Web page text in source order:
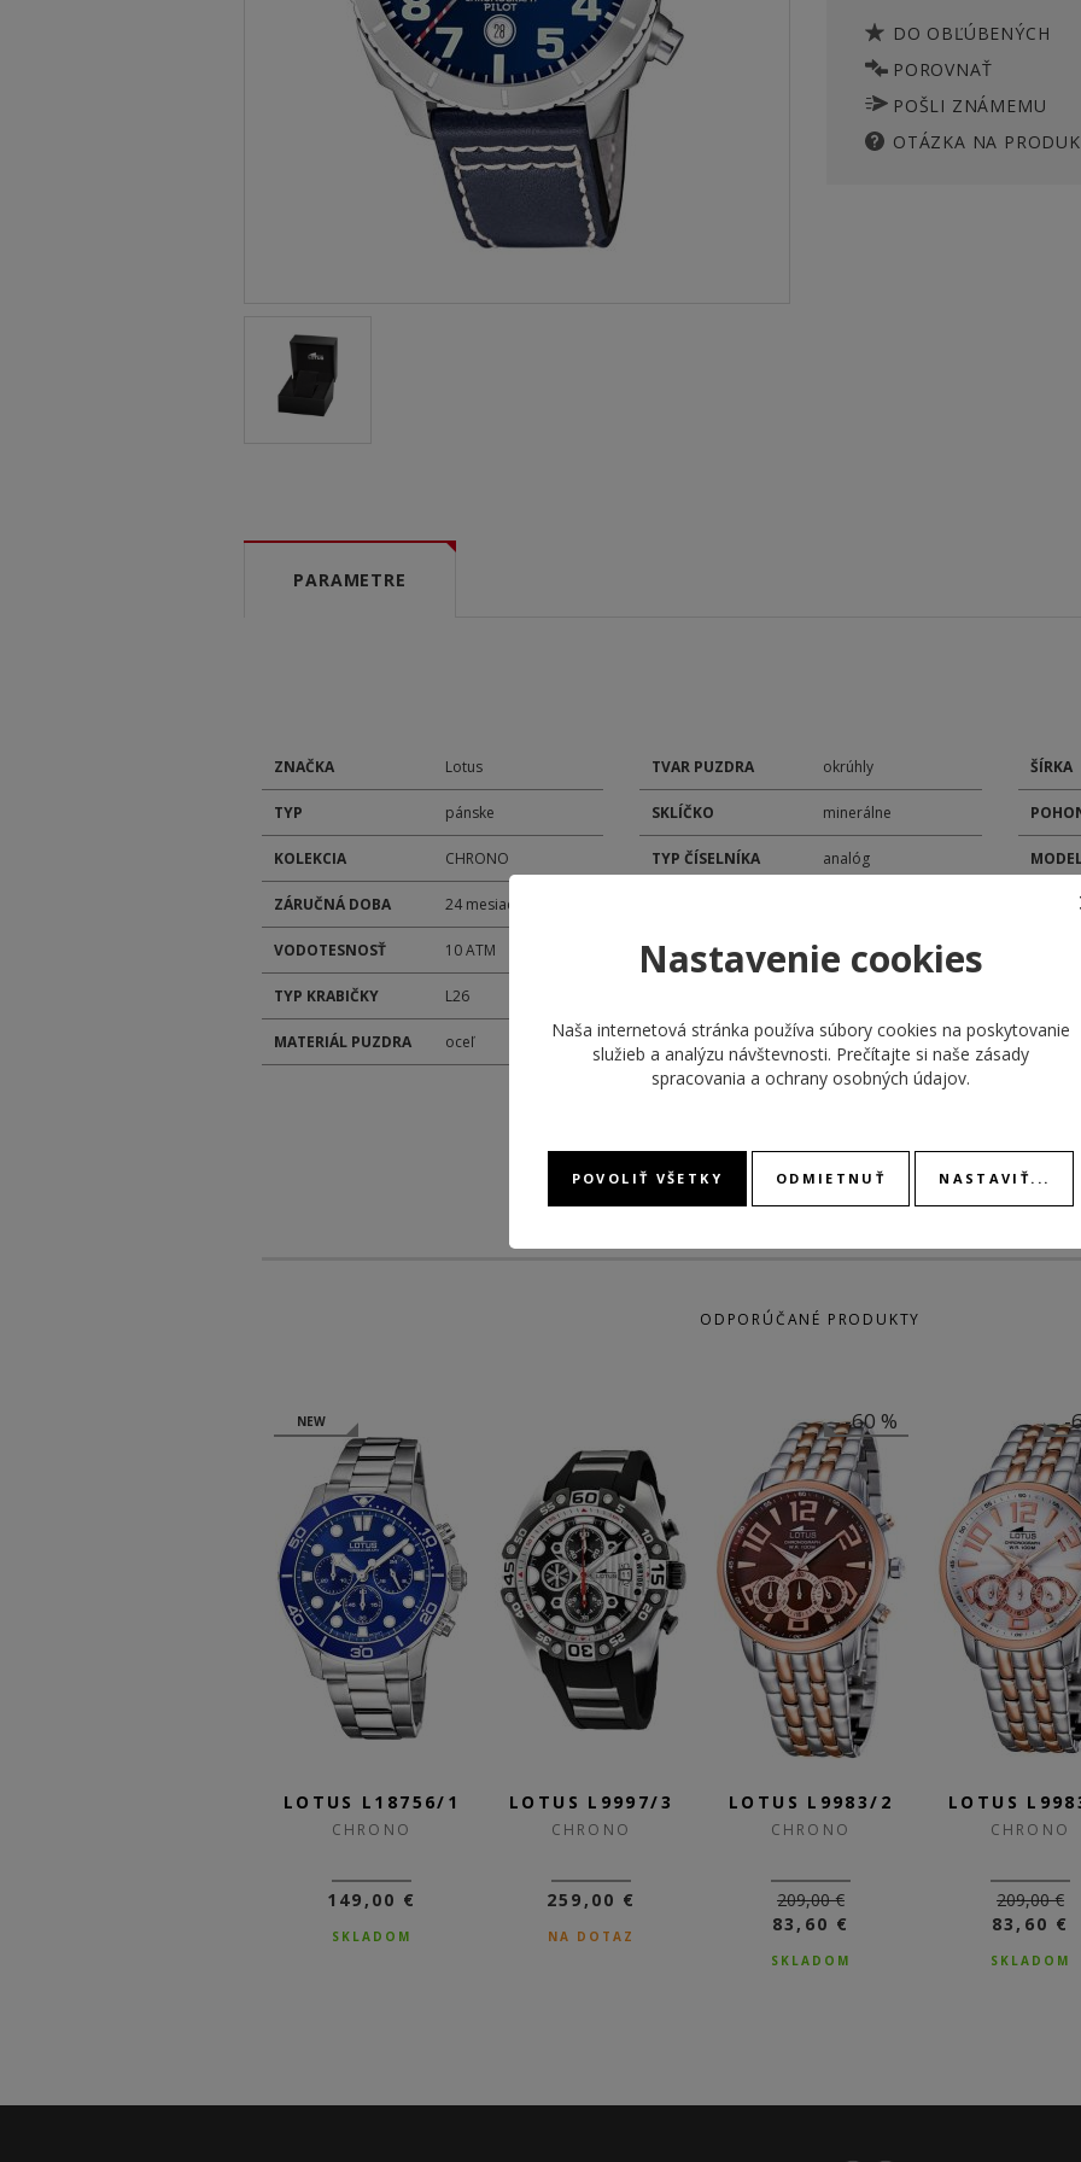
DO OBĽÚBENÝCH
POROVNAŤ
POŠLI ZNÁMEMU
OTÁZKA NA
PARAMETRE
ZNAČKA Lotus
TYP pánske
KOLEKCIA CHRONO
ZÁRUČNÁ DOBA 24 mesiacov
VODOTESNOSŤ 10 ATM
TYP KRABIČKY L26
MATERIÁL PUZDRA oceľ
TVAR PUZDRA okrúhly
SKLÍČKO minerálne
TYP ČÍSELNÍKA analóg
MATERIÁL
REMIENKA
remienok kožený
REMIENKA
štandardná pracka
FARBA modrá, modrá
ŠÍRKA
ODPORÚČANÉ PRODUKTY
NEW
LOTUS L18756/1
CHRONO
149,00 €
SKLADOM
LOTUS L9997/3
CHRONO
259,00 €
NA DOTAZ
-60 %
LOTUS L9983/2
CHRONO
209,00 €
83,60 €
SKLADOM
-
LOTUS
CHRONO
209,00 €
83,60 €
SKLADOM
Nastavenie cookies
Naša internetová stránka používa súbory cookies na poskytovanie
služieb a analýzu návštevnosti. Prečítajte si naše zásady
spracovania a ochrany osobných údajov.
POVOLIŤ VŠETKY ODMIETNUŤ NASTAVIŤ...